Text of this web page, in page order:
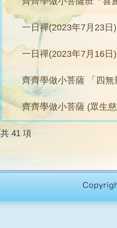
一日禪(2023年7月23日)
一日禪(2023年7月16日)
齊齊學做小菩薩 「四無
齊齊學做小菩薩 (眾生
共 41 項